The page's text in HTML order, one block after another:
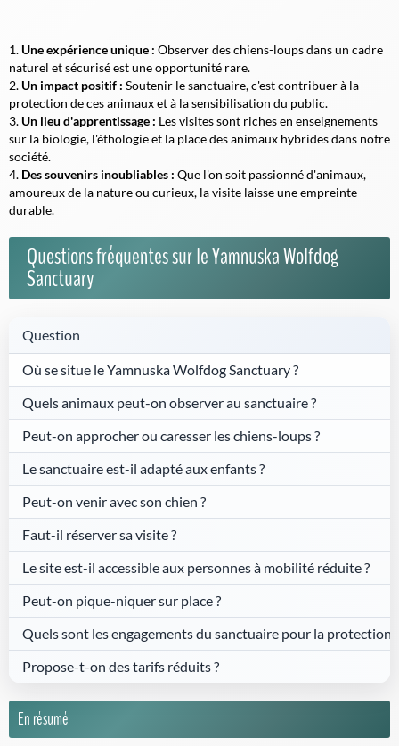
Une expérience unique : Observer des chiens-loups dans un cadre
naturel et sécurisé est une opportunité rare.
Un impact positif : Soutenir le sanctuaire, c'est contribuer à la
protection de ces animaux et à la sensibilisation du public.
Un lieu d'apprentissage : Les visites sont riches en enseignements
sur la biologie, l'éthologie et la place des animaux hybrides dans notre
société.
Des souvenirs inoubliables : Que l'on soit passionné d'animaux,
amoureux de la nature ou curieux, la visite laisse une empreinte
durable.
Questions fréquentes sur le Yamnuska Wolfdog
Sanctuary
Question
Où se situe le Yamnuska Wolfdog Sanctuary ?
Quels animaux peut-on observer au sanctuaire ?
Peut-on approcher ou caresser les chiens-loups ?
Le sanctuaire est-il adapté aux enfants ?
Peut-on venir avec son chien ?
Faut-il réserver sa visite ?
Le site est-il accessible aux personnes à mobilité réduite ?
Peut-on pique-niquer sur place ?
Quels sont les engagements du sanctuaire pour la protection
Propose-t-on des tarifs réduits ?
En résumé